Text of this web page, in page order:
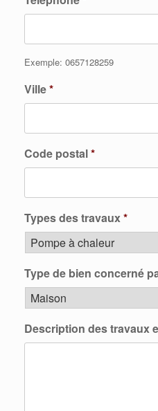
Exemple: 0657128259
Ville*
Code postal*
Types des travaux*
Type de bien concerné
Description des travaux